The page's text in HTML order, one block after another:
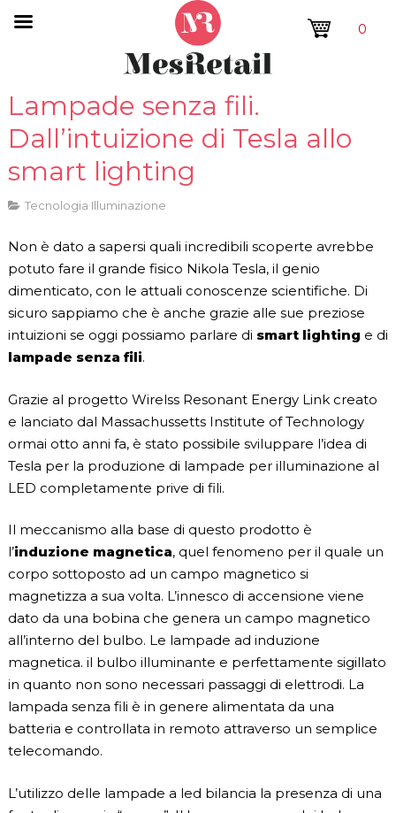
0
Lampade senza fili.
Dall’intuizione di Tesla allo
smart lighting
Tecnologia Illuminazione
Non è dato a sapersi quali incredibili scoperte avrebbe
potuto fare il grande fisico Nikola Tesla, il genio
dimenticato, con le attuali conoscenze scientifiche. Di
sicuro sappiamo che è anche grazie alle sue preziose
intuizioni se oggi possiamo parlare di smart lighting e di
lampade senza fili.
Grazie al progetto Wirelss Resonant Energy Link creato
e lanciato dal Massachussetts Institute of Technology
ormai otto anni fa, è stato possibile sviluppare l’idea di
Tesla per la produzione di lampade per illuminazione al
LED completamente prive di fili.
Il meccanismo alla base di questo prodotto è
l’induzione magnetica, quel fenomeno per il quale un
corpo sottoposto ad un campo magnetico si
magnetizza a sua volta. L’innesco di accensione viene
dato da una bobina che genera un campo magnetico
all’interno del bulbo. Le lampade ad induzione
magnetica. il bulbo illuminante e perfettamente sigillato
in quanto non sono necessari passaggi di elettrodi. La
lampada senza fili è in genere alimentata da una
batteria e controllata in remoto attraverso un semplice
telecomando.
L’utilizzo delle lampade a led bilancia la presenza di una